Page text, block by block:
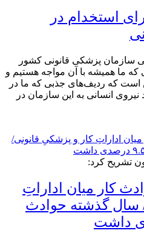
استخدام در
سازمان پزشکی قانونی کشور
ما همیشه با آن مواجه هستیم و
است که ردیف‌های جذبی که ما در
انسانی به این سازمان در
تشریح کرد:
کار میان اداراتِ
سال گذشته حوادث